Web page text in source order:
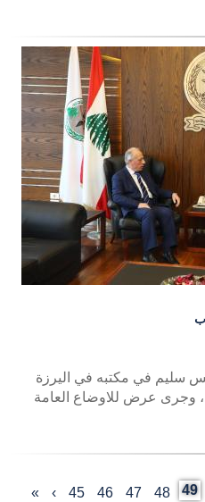
سليم في مكتبه في اليرزة
وجرى عرض للاوضاع العامة
First
»
Previous
›
الصفحة
45
الصفحة
46
الصفحة
47
الصفحة
48
Current
49